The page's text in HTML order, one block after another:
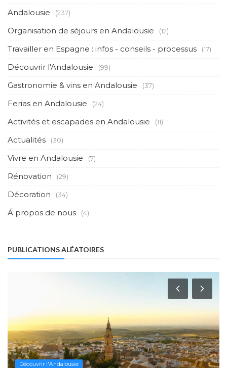
Andalousie (237)
Organisation de séjours en Andalousie (12)
Travailler en Espagne : infos - conseils - processus (17)
Découvrir l'Andalousie (99)
Gastronomie & vins en Andalousie (37)
Ferias en Andalousie (24)
Activités et escapades en Andalousie (11)
Actualités (30)
Vivre en Andalousie (7)
Rénovation (29)
Décoration (34)
Á propos de nous (4)
PUBLICATIONS ALÉATOIRES
Découvrir l'Andalousie